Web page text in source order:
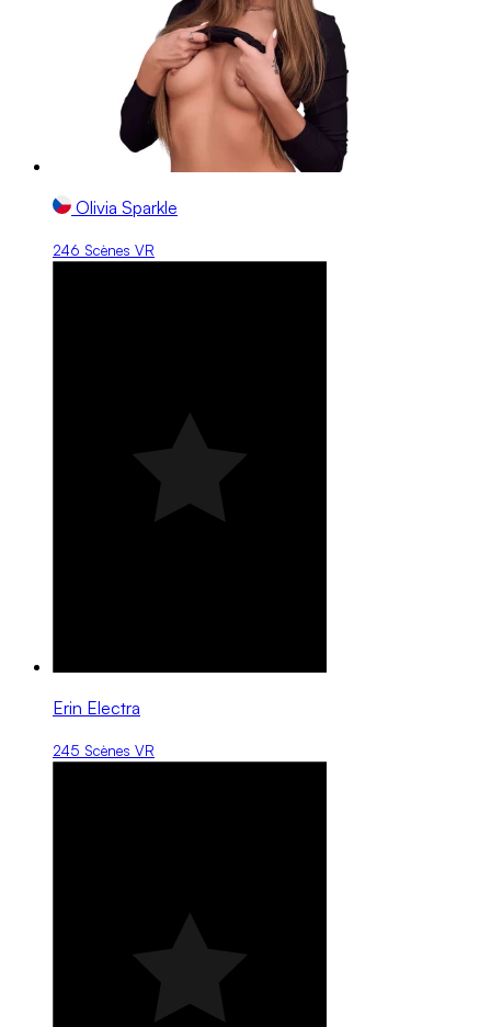
Olivia Sparkle
246 Scènes VR
Erin Electra
245 Scènes VR